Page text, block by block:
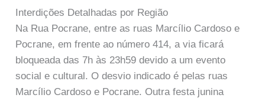
Interdições Detalhadas por Região
Na Rua Pocrane, entre as ruas Marcílio Cardoso e
Pocrane, em frente ao número 414, a via ficará
bloqueada das 7h às 23h59 devido a um evento
social e cultural. O desvio indicado é pelas ruas
Marcílio Cardoso e Pocrane. Outra festa junina